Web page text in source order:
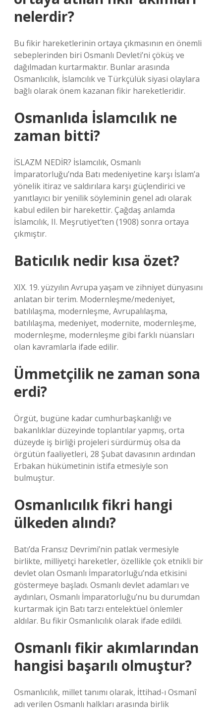
nelerdir?
Bu fikir hareketlerinin ortaya çıkmasının en önemli
sebeplerinden biri Osmanlı Devleti’ni çöküş ve
dağılmadan kurtarmaktır. Bunlar arasında
Osmanlıcılık, İslamcılık ve Türkçülük siyasi olaylara
bağlı olarak önem kazanan fikir hareketleridir.
Osmanlıda İslamcılık ne
zaman bitti?
İSLAZM NEDİR? İslamcılık, Osmanlı
İmparatorluğu’nda Batı medeniyetine karşı İslam’a
yönelik itiraz ve saldırılara karşı güçlendirici ve
yanıtlayıcı bir yenilik söyleminin genel adı olarak
kabul edilen bir harekettir. Çağdaş anlamda
İslamcılık, II. Meşrutiyet’ten (1908) sonra ortaya
çıkmıştır.
Baticılık nedir kısa özet?
XIX. 19. yüzyılın Avrupa yaşam ve zihniyet dünyasını
anlatan bir terim. Modernleşme/medeniyet,
batılılaşma, modernleşme, Avrupalılaşma,
batılılaşma, medeniyet, modernite, modernleşme,
modernleşme, modernleşme gibi farklı nüansları
olan kavramlarla ifade edilir.
Ümmetçilik ne zaman sona
erdi?
Örgüt, bugüne kadar cumhurbaşkanlığı ve
bakanlıklar düzeyinde toplantılar yapmış, orta
düzeyde iş birliği projeleri sürdürmüş olsa da
örgütün faaliyetleri, 28 Şubat davasının ardından
Erbakan hükümetinin istifa etmesiyle son
bulmuştur.
Osmanlıcılık fikri hangi
ülkeden alındı?
Batı’da Fransız Devrimi’nin patlak vermesiyle
birlikte, milliyetçi hareketler, özellikle çok etnikli bir
devlet olan Osmanlı İmparatorluğu’nda etkisini
göstermeye başladı. Osmanlı devlet adamları ve
aydınları, Osmanlı İmparatorluğu’nu bu durumdan
kurtarmak için Batı tarzı entelektüel önlemler
aldılar. Bu fikir Osmanlıcılık olarak ifade edildi.
Osmanlı fikir akımlarından
hangisi başarılı olmuştur?
Osmanlıcılık, millet tanımı olarak, İttihad-ı Osmanî
adı verilen Osmanlı halkları arasında birlik